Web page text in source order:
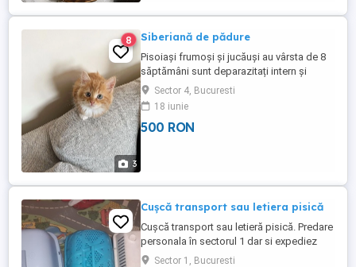
3
8 Siberiană de pădure
Pisoiași frumoși și jucăuși au vârsta de 8
săptămâni sunt deparazitați intern și
extern . Puii sunt crescuți în casă în
preajma copiilor sunt foarte iubitori și
sociabili ,mănâncă bobițe și hrană
umedă,învățați să facă la litieră.
Sector 4, Bucuresti
18 iunie
500 RON
Cușcă transport sau letiera pisică
Cușcă transport sau letieră pisică. Predare
personala în sectorul 1 dar si expediez
prin poșta romana colet ramburs.
Sector 1, Bucuresti